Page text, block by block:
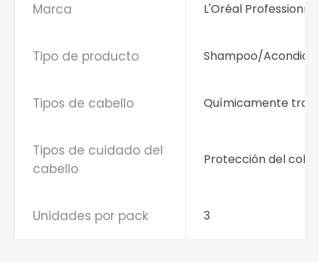
Marca L'Oréal
Tipo de producto Shampoo/
Tipos de cabello Químicamente
Tipos de cuidado del
cabello
Protección del color
Unidades por pack 3